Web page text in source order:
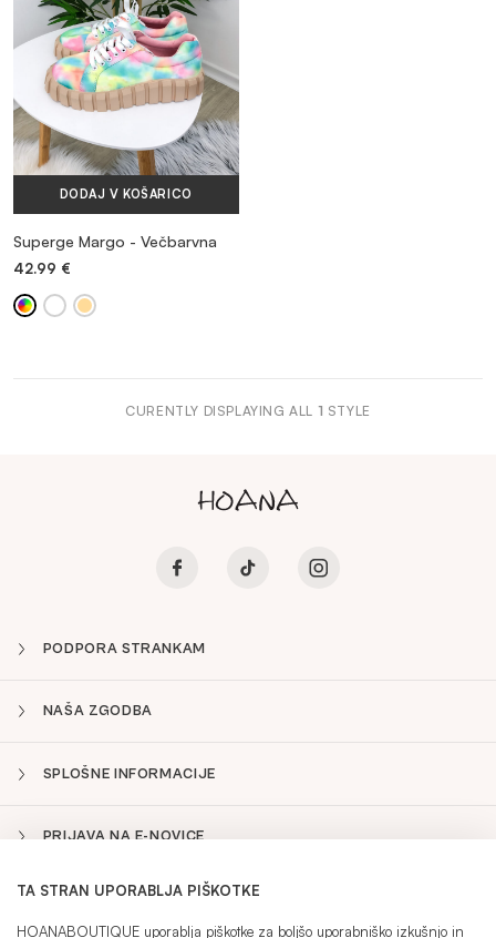
KOMPLETI TRENIRK
OBUTEV
DODATKI
OUTLET
Sidebar
DODAJ V KOŠARICO
Superge Margo - Večbarvna
42.99 €
CURENTLY DISPLAYING ALL 1 STYLE
PODPORA STRANKAM
NAŠA ZGODBA
SPLOŠNE INFORMACIJE
PRIJAVA NA E-NOVICE
TA STRAN UPORABLJA PIŠKOTKE
HOANABOUTIQUE uporablja piškotke za boljšo uporabniško izkušnjo in